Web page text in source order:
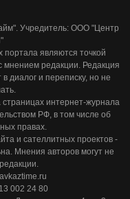
Учредитель: ООО "Центр
являются точкой
мнением редакции. Редакция
диалог и переписку, но не
интернет-журнала
РФ, в том числе об
правах.
и сателлитных проектов -
Мнения авторов могут не
002 24 80